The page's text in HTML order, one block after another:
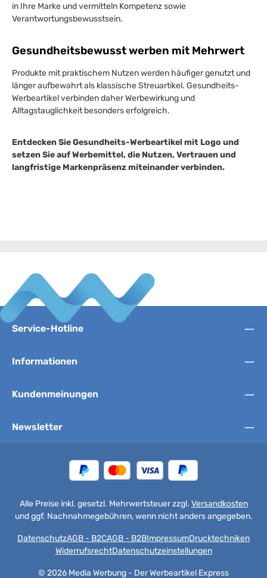
in Ihre Marke und vermitteln Kompetenz sowie
Verantwortungsbewusstsein.
Gesundheitsbewusst werben mit Mehrwert
Produkte mit praktischem Nutzen werden häufiger genutzt und
länger aufbewahrt als klassische Streuartikel. Gesundheits-
Werbeartikel verbinden daher Werbewirkung und
Alltagstauglichkeit besonders erfolgreich.
Entdecken Sie Gesundheits-Werbeartikel mit Logo und
setzen Sie auf Werbemittel, die Nutzen, Vertrauen und
langfristige Markenpräsenz miteinander verbinden.
Service-Hotline
Informationen
Kundenmeinungen
Newsletter
Alle Preise inkl. gesetzl. Mehrwertsteuer zzgl. Versandkosten
und ggf. Nachnahmegebühren, wenn nicht anders angegeben.
© 2026 Media Werbung - Der Werbeartikel Express
DatenschutzAGB - B2CAGB - B2BImpressumDrucktechniken
WiderrufsrechtDatenschutzeinstellungen